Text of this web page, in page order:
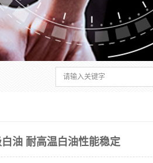
油 耐高温白油性能稳定